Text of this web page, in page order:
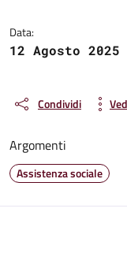
Data:
12 Agosto 2025
Condividi
Argomenti
Assistenza sociale